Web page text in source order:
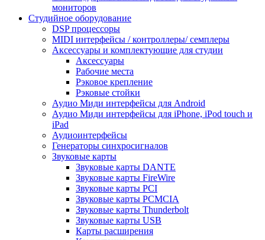
мониторов
Студийное оборудование
DSP процессоры
MIDI интерфейсы / контроллеры/ семплеры
Аксессуары и комплектующие для студии
Аксессуары
Рабочие места
Рэковое крепление
Рэковые стойки
Аудио Миди интерфейсы для Android
Аудио Миди интерфейсы для iPhone, iPod touch и
iPad
Аудиоинтерфейсы
Генераторы синхросигналов
Звуковые карты
Звуковые карты DANTE
Звуковые карты FireWire
Звуковые карты PCI
Звуковые карты PCMCIA
Звуковые карты Thunderbolt
Звуковые карты USB
Карты расширения